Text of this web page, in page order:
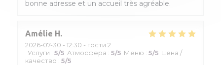
bonne adresse et un accueil très agréable.
Amélie H
2026-07-30 - 12:30 - гости 2
Услуги : 5/5 Атмосфера : 5/5 Меню : 5/5 Цена /
качество : 5/5